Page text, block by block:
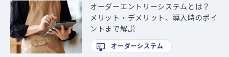
オーダーエントリーシステムとは？
メリット・デメリット、導入時のポイ
ントまで解説
オーダーシステム